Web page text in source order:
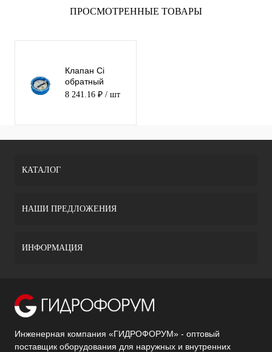
ПРОСМОТРЕННЫЕ ТОВАРЫ
Клапан Ci
обратный
двустворчатый
8 241.16 ₽ / шт
КАТАЛОГ
НАШИ ПРЕДЛОЖЕНИЯ
ИНФОРМАЦИЯ
Инженерная компания «ГИДРОФОРУМ» - оптовый
поставщик оборудования для наружных и внутренних